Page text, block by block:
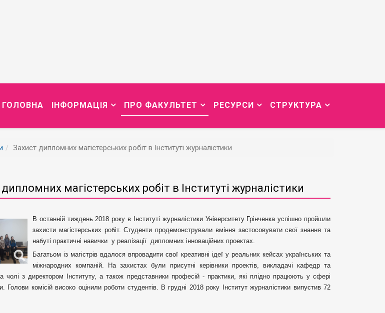
ГОЛОВНА ІНФОРМАЦІЯ ПРО ФАКУЛЬТЕТ РЕСУРСИ СТРУКТУРА
Захист дипломних магістерських робіт в Інституті журналістики
магістерських робіт в Інституті журналістики
В останній тиждень 2018 року в Інституті журналістики Університету Грінченка успішно пройшли
захисти магістерських робіт. Студенти продемонстрували вміння застосовувати свої знання та
набуті практичні навички у реалізації дипломних інноваційних проектах.
Багатьом із магістрів вдалося впровадити свої креативні ідеї у реальних кейсах українських та
міжнародних компаній. На захистах були присутні керівники проектів, викладачі кафедр та
чолі з директором Інституту, а також представники професій - практики, які плідно працюють у сфері
Голови комісій високо оцінили роботи студентів. В грудні 2018 року Інститут журналістики випустив 72